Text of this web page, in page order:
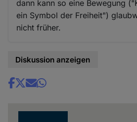
dann kann so eine Bewegung
ein Symbol der Freiheit")
nicht früher.
Diskussion anzeigen
Share